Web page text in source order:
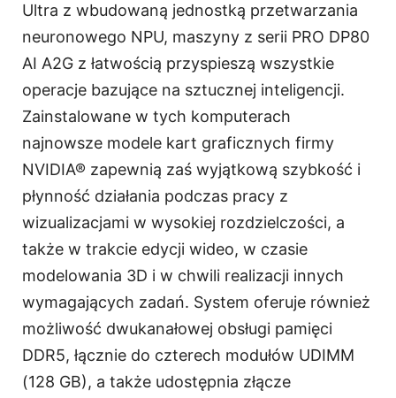
Ultra z wbudowaną jednostką przetwarzania
neuronowego NPU, maszyny z serii PRO DP80
AI A2G z łatwością przyspieszą wszystkie
operacje bazujące na sztucznej inteligencji.
Zainstalowane w tych komputerach
najnowsze modele kart graficznych firmy
NVIDIA® zapewnią zaś wyjątkową szybkość i
płynność działania podczas pracy z
wizualizacjami w wysokiej rozdzielczości, a
także w trakcie edycji wideo, w czasie
modelowania 3D i w chwili realizacji innych
wymagających zadań. System oferuje również
możliwość dwukanałowej obsługi pamięci
DDR5, łącznie do czterech modułów UDIMM
(128 GB), a także udostępnia złącze